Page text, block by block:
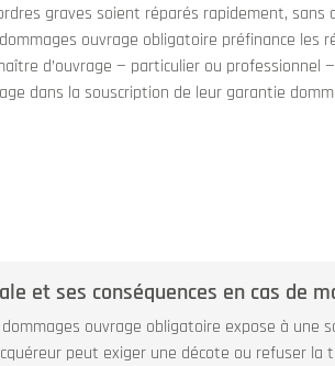
graves soient réparés rapidement,
ouvrage obligatoire préfinance les
d’ouvrage — particulier ou
dans la souscription de leur garantie
et ses conséquences en cas de
ouvrage obligatoire expose à une
peut exiger une décote ou refuser la